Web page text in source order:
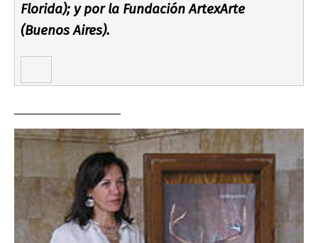
Florida); y por la Fundación ArtexArte
(Buenos Aires).